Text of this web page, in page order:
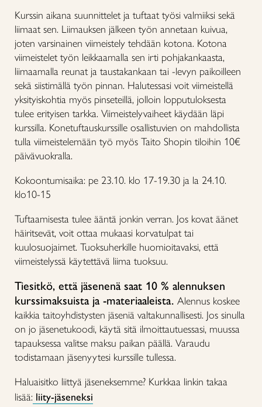
Kurssin aikana suunnittelet ja tuftaat työsi valmiiksi sekä
liimaat sen. Liimauksen jälkeen työn annetaan kuivua,
joten varsinainen viimeistely tehdään kotona. Kotona
viimeistelet työn leikkaamalla sen irti pohjakankaasta,
liimaamalla reunat ja taustakankaan tai -levyn paikoilleen
sekä siistimällä työn pinnan. Halutessasi voit viimeistellä
yksityiskohtia myös pinseteillä, jolloin lopputuloksesta
tulee erityisen tarkka. Viimeistelyvaiheet käydään läpi
kurssilla. Konetuftauskurssille osallistuvien on mahdollista
tulla viimeistelemään työ myös Taito Shopin tiloihin 10€
päivävuokralla.
Kokoontumisaika: pe 23.10. klo 17-19.30 ja la 24.10.
klo10-15
Tuftaamisesta tulee ääntä jonkin verran. Jos kovat äänet
häiritsevät, voit ottaa mukaasi korvatulpat tai
kuulosuojaimet. Tuoksuherkille huomioitavaksi, että
viimeistelyssä käytettävä liima tuoksuu.
Tiesitkö, että jäsenenä saat 10 % alennuksen
kurssimaksuista ja -materiaaleista. Alennus koskee
kaikkia taitoyhdistysten jäseniä valtakunnallisesti. Jos sinulla
on jo jäsenetukoodi, käytä sitä ilmoittautuessasi, muussa
tapauksessa valitse maksu paikan päällä. Varaudu
todistamaan jäsenyytesi kurssille tullessa.
Haluaisitko liittyä jäseneksemme? Kurkkaa linkin takaa
lisää: liity-jäseneksi